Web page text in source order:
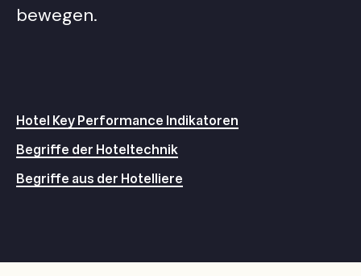
bewegen.
Hotel Key Performance Indikatoren
Begriffe der Hoteltechnik
Begriffe aus der Hotelliere